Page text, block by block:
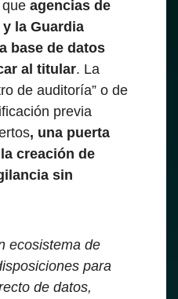
agencias de
la Guardia
base de datos
al titular. La
de auditoría” o de
previa
, una puerta
creación de
sin
ecosistema de
para
de datos,